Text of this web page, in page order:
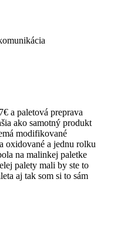
a paletová preprava
ako samotný produkt
modifikované
oxidované a jednu rolku
na malinkej paletke
palety mali by ste to
aj tak som si to sám